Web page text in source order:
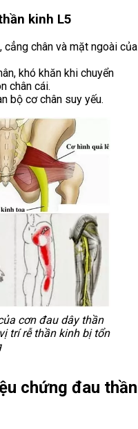
kinh L5
cẳng chân và mặt ngoài của
khó khăn khi chuyển
chân cái.
bộ cơ chân suy yếu.
cơn đau dây thần
trí rễ thần kinh bị tổn
chứng đau thần